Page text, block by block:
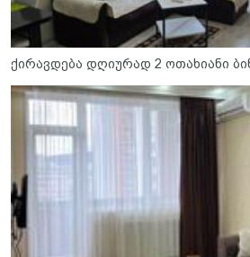
ქირავდება დღიურად 2 ოთახიანი